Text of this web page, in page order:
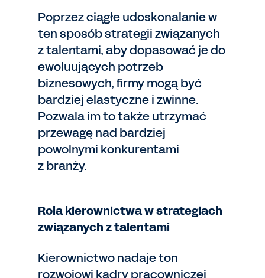
Poprzez ciągłe udoskonalanie w
ten sposób strategii związanych
z talentami, aby dopasować je do
ewoluujących potrzeb
biznesowych, firmy mogą być
bardziej elastyczne i zwinne.
Pozwala im to także utrzymać
przewagę nad bardziej
powolnymi konkurentami
z branży.
Rola kierownictwa w strategiach
związanych z talentami
Kierownictwo nadaje ton
rozwojowi kadry pracowniczej